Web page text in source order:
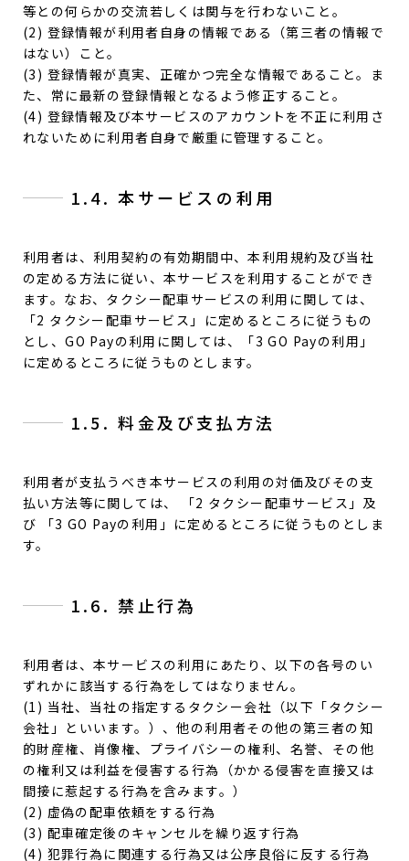
等との何らかの交流若しくは関与を行わないこと。
(2) 登録情報が利用者自身の情報である（第三者の情報で
はない）こと。
(3) 登録情報が真実、正確かつ完全な情報であること。ま
た、常に最新の登録情報となるよう修正すること。
(4) 登録情報及び本サービスのアカウントを不正に利用さ
れないために利用者自身で厳重に管理すること。
1.4. 本サービスの利用
利用者は、利用契約の有効期間中、本利用規約及び当社
の定める方法に従い、本サービスを利用することができ
ます。なお、タクシー配車サービスの利用に関しては、
「2 タクシー配車サービス」に定めるところに従うもの
とし、GO Payの利用に関しては、「3 GO Payの利用」
に定めるところに従うものとします。
1.5. 料金及び支払方法
利用者が支払うべき本サービスの利用の対価及びその支
払い方法等に関しては、 「2 タクシー配車サービス」及
び 「3 GO Payの利用」に定めるところに従うものとしま
す。
1.6. 禁止行為
利用者は、本サービスの利用にあたり、以下の各号のい
ずれかに該当する行為をしてはなりません。
(1) 当社、当社の指定するタクシー会社（以下「タクシー
会社」といいます。）、他の利用者その他の第三者の知
的財産権、肖像権、プライバシーの権利、名誉、その他
の権利又は利益を侵害する行為（かかる侵害を直接又は
間接に惹起する行為を含みます。）
(2) 虚偽の配車依頼をする行為
(3) 配車確定後のキャンセルを繰り返す行為
(4) 犯罪行為に関連する行為又は公序良俗に反する行為